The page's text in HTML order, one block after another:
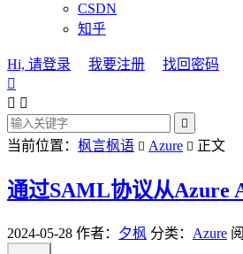
CSDN
知乎
Hi, 请登录 我要注册
找回密码

 

当前位置： 枫言枫语  Azure  正文
通过SAML协议从Azure
2024-05-28 作者： 夕枫 分类： Azure